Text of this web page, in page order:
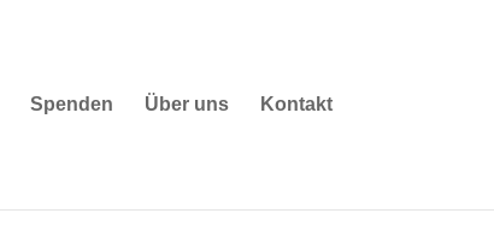
Spenden Über uns Kontakt